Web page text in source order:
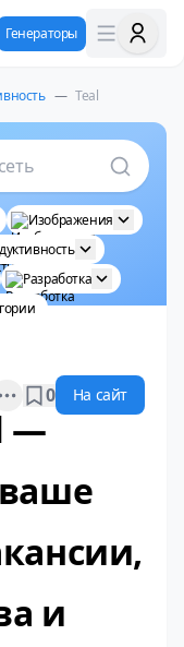
Генераторы
— Teal
Изображения
Разработка
Open options
0 На сайт
—
и